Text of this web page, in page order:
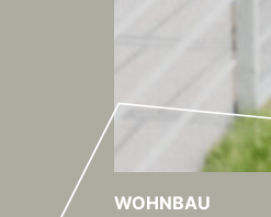
WOHNBAU
WOHNBAU
WOHNBAU
WOHNBAU
CARPORT
WOHNBAU
WOHNBAU